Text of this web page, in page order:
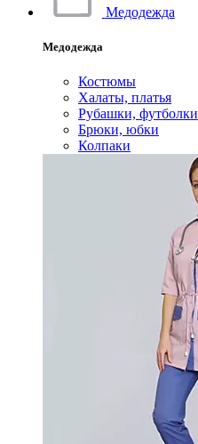
Медодежда
Медодежда
Костюмы
Халаты, платья
Рубашки, футболки
Брюки, юбки
Колпаки